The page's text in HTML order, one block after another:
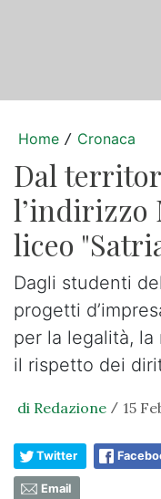
Home / Cronaca
Dal
l’indirizzo
liceo
Dagli studenti
progetti
per la legalità,
il rispetto dei
di Redazione / 15
Twitter
Email